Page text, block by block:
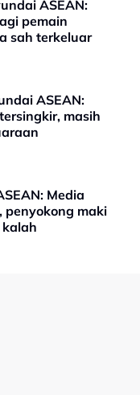
lebih kepada
peranan
pertama pada
saya,
ASEAN:
pemain
sah terkeluar
ASEAN:
masih
Media
penyokong maki